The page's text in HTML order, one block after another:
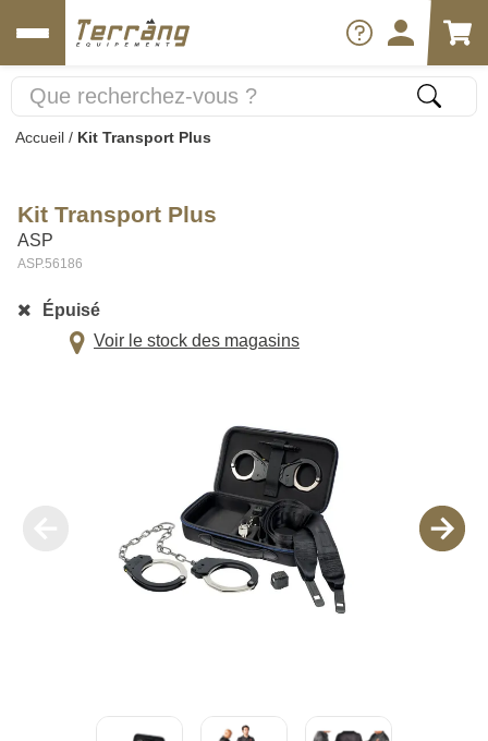
Accueil / Kit Transport Plus
Kit Transport Plus
ASP
ASP.56186
Épuisé
Voir le stock des magasins